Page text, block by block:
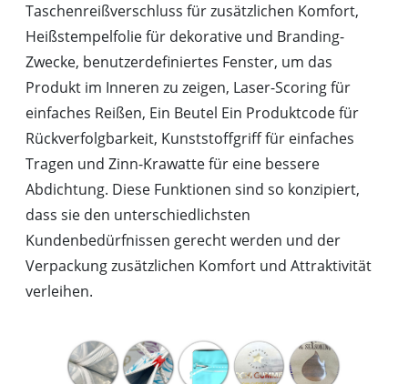
Taschenreißverschluss für zusätzlichen Komfort,
Heißstempelfolie für dekorative und Branding-
Zwecke, benutzerdefiniertes Fenster, um das
Produkt im Inneren zu zeigen, Laser-Scoring für
einfaches Reißen, Ein Beutel Ein Produktcode für
Rückverfolgbarkeit, Kunststoffgriff für einfaches
Tragen und Zinn-Krawatte für eine bessere
Abdichtung. Diese Funktionen sind so konzipiert,
dass sie den unterschiedlichsten
Kundenbedürfnissen gerecht werden und der
Verpackung zusätzlichen Komfort und Attraktivität
verleihen.